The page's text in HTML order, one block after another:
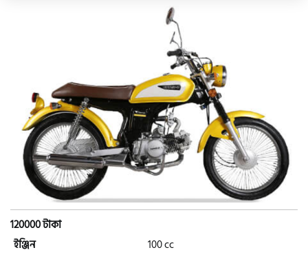
এইচ পাওয়ার (H. Power)
আকিজ (Akij)
120000 টাকা
ইঞ্জিন
100 cc